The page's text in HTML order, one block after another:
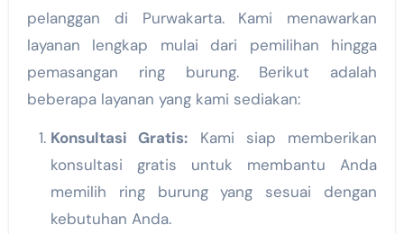
pelanggan di Purwakarta. Kami menawarkan
layanan lengkap mulai dari pemilihan hingga
pemasangan ring burung. Berikut adalah
beberapa layanan yang kami sediakan:
Konsultasi Gratis: Kami siap memberikan
konsultasi gratis untuk membantu Anda
memilih ring burung yang sesuai dengan
kebutuhan Anda.